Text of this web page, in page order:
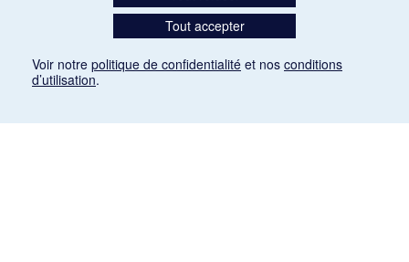
Tout accepter
Voir notre politique de confidentialité et nos conditions
d’utilisation.